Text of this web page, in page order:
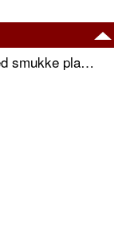
Skab en frodig udendørs oase med smukke plantekrukker og elegante espalier